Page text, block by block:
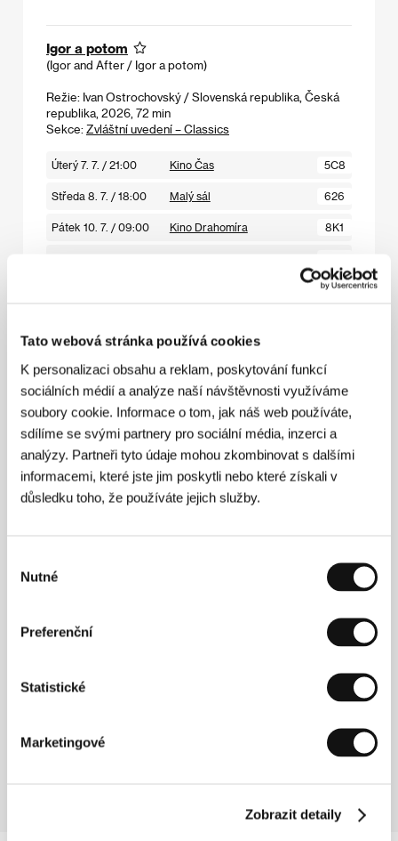
Tato webová stránka používá cookies
K personalizaci obsahu a reklam, poskytování funkcí
sociálních médií a analýze naší návštěvnosti využíváme
soubory cookie. Informace o tom, jak náš web používáte,
sdílíme se svými partnery pro sociální média, inzerci a
analýzy. Partneři tyto údaje mohou zkombinovat s dalšími
informacemi, které jste jim poskytli nebo které získali v
důsledku toho, že používáte jejich služby.
souhlasu
Nutné
Preferenční
Statistické
Marketingové
Zobrazit detaily
Igor a potom
(Igor and After / Igor a potom)
Režie: Ivan Ostrochovský / Slovenská republika, Česká
republika, 2026, 72 min
Sekce: Zvláštní uvedení – Classics
Úterý 7. 7. / 21:00 Kino Čas 5C8
Středa 8. 7. / 18:00 Malý sál 626
Pátek 10. 7. / 09:00 Kino Drahomíra 8K1
Spalovna
Režie: Shuntaro Uchida / Japonsko, 2026, 98 min
Sekce: Soutěž Proxima
Středa 8. 7. / 19:00 Městské divadlo 6D4
Čtvrtek 9. 7. / 15:00 Kino Čas 7C3
Pátek 10. 7. / 13:00 Lázně III
V nás
Režie: Juliette Binoche / Francie, 2025, 125 min
Sekce:
715